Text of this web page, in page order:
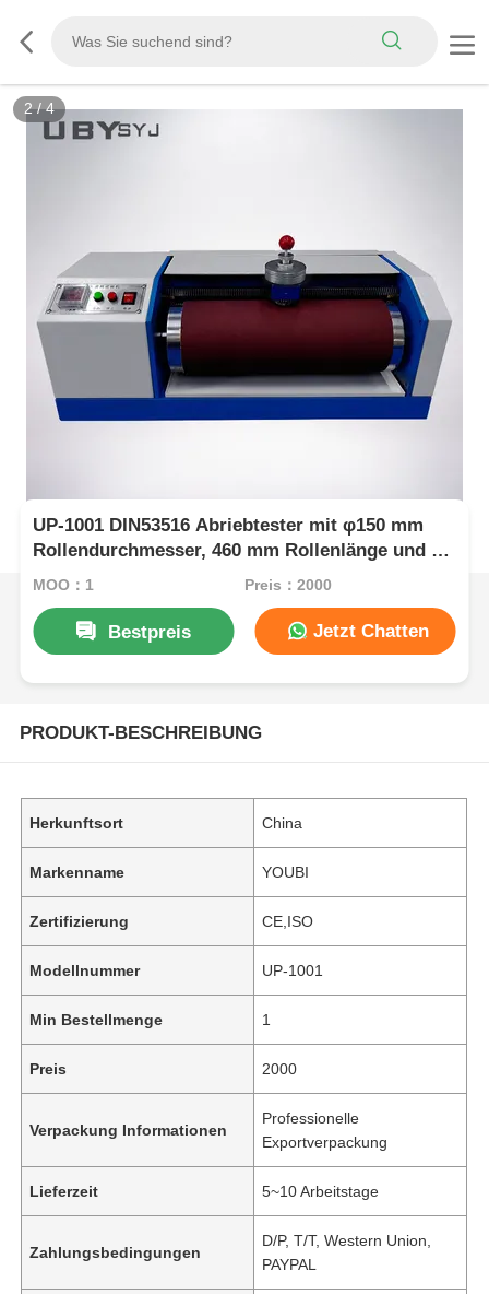
3/4
UP-1001 DIN53516 Abriebtester mit φ150 mm
Rollendurchmesser, 460 mm Rollenlänge und 40
U/min Rollengeschwindigkeit für die Prüfung
MOQ：1 Preis：2000
Bestpreis Jetzt Chatten
PRODUKT-BESCHREIBUNG
Herkunftsort China
Markenname YOUBI
Zertifizierung CE,ISO
Modellnummer UP-1001
Min Bestellmenge 1
Preis 2000
Verpackung Informationen
Professionelle
Exportverpackung
Lieferzeit 5~10 Arbeitstage
Zahlungsbedingungen
D/P, T/T, Western Union,
PAYPAL